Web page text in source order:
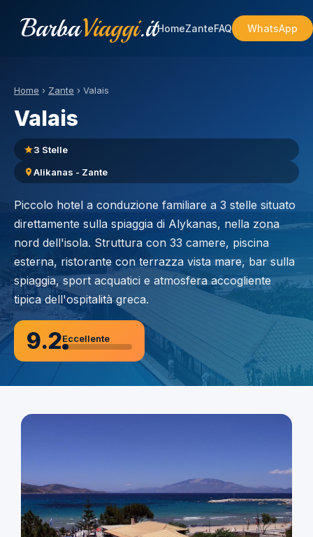
BarbaViaggi.itHomeZanteFAQ WhatsApp
Home › Zante › Valais
Valais
3 Stelle
Alikanas - Zante
Piccolo hotel a conduzione familiare a 3 stelle situato
direttamente sulla spiaggia di Alykanas, nella zona
nord dell'isola. Struttura con 33 camere, piscina
esterna, ristorante con terrazza vista mare, bar sulla
spiaggia, sport acquatici e atmosfera accogliente
tipica dell'ospitalità greca.
9.2Eccellente